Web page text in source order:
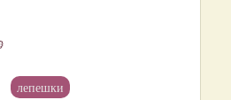
лепешки